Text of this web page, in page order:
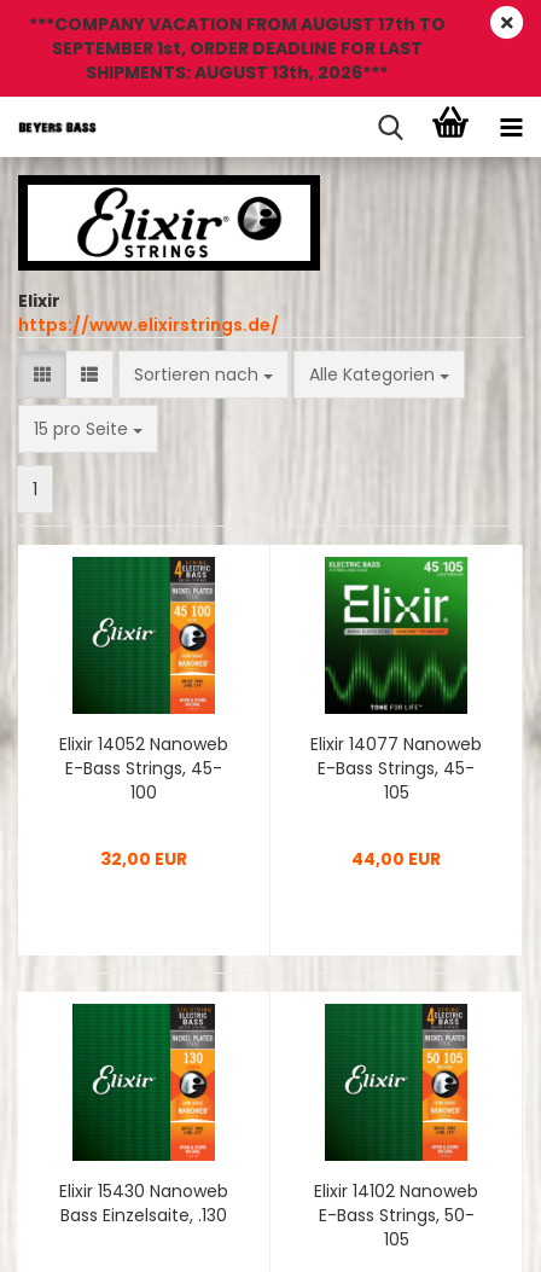
***COMPANY VACATION FROM AUGUST 17th TO
SEPTEMBER 1st, ORDER DEADLINE FOR LAST
SHIPMENTS: AUGUST 13th, 2026***
Elixir
https://www.elixirstrings.de/
Sortieren nach
Sortieren nach Alle Kategorien
15 pro Seite
pro Seite
1
Elixir 14052 Nanoweb
E-Bass Strings, 45-
100
32,00 EUR
Elixir 14077 Nanoweb
E-Bass Strings, 45-
105
44,00 EUR
Elixir 15430 Nanoweb
Bass Einzelsaite, .130
Elixir 14102 Nanoweb
E-Bass Strings, 50-
105